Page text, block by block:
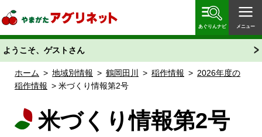
「あぐりん」
あぐりんナビ メニュー
ようこそ、ゲストさん
ホーム > 地域別情報 > 鶴岡田川 > 稲作情報 > 2026年度の
稲作情報 > 米づくり情報第2号
米づくり情報第2号